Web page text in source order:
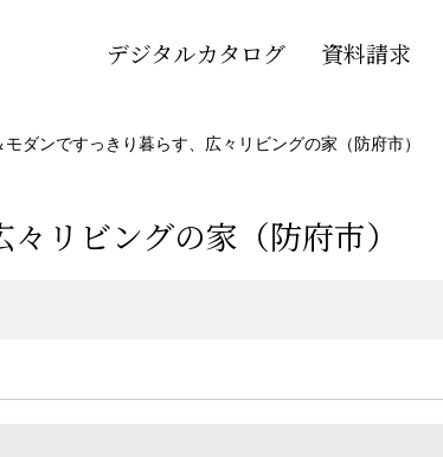
デジタルカタログ 資料請求
モダンですっきり暮らす、広々リビングの家（防府市）
リビングの家（防府市）